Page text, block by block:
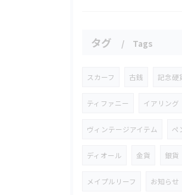
タグ Tags
スカーフ 古銭 記念硬
ティファニー イアリング
ヴィンテージアイテム ペ
ディオール 金貨 銀貨
メイプルリーフ お知らせ